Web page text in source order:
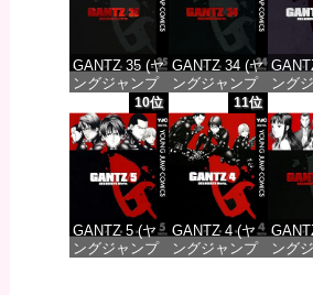
GANTZ 35 (ヤ
ングジャンプ
コミックス
DIGITAL)
価格：¥647
GANTZ 34 (ヤ
ングジャンプ
コミックス
DIGITAL)
価格：¥647
ング
コミ
価
10位
GANTZ 5 (ヤ
ングジャンプ
11位
GANTZ 4 (ヤ
ングジャンプ
ング
コミ